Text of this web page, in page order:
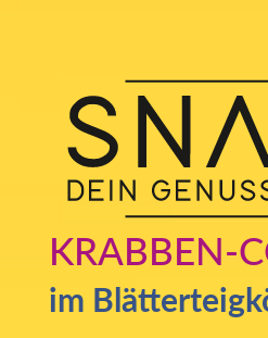
KRABBEN-
im